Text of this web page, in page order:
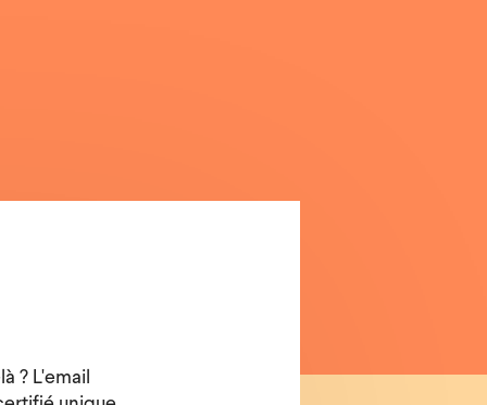
? L'email